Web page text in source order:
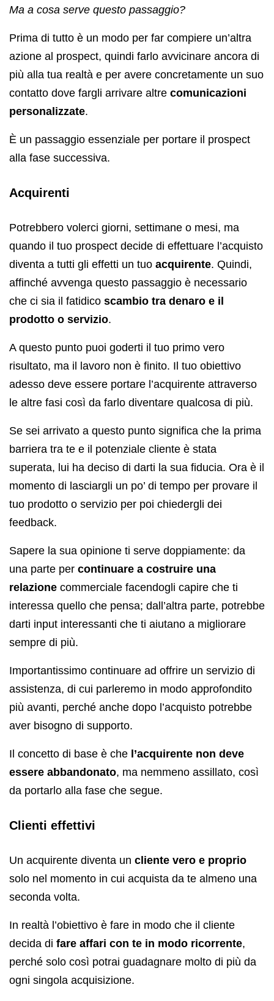
Ma a cosa serve questo passaggio?
Prima di tutto è un modo per far compiere un’altra
azione al prospect, quindi farlo avvicinare ancora di
più alla tua realtà e per avere concretamente un suo
contatto dove fargli arrivare altre comunicazioni
personalizzate.
È un passaggio essenziale per portare il prospect
alla fase successiva.
Acquirenti
Potrebbero volerci giorni, settimane o mesi, ma
quando il tuo prospect decide di effettuare l’acquisto
diventa a tutti gli effetti un tuo acquirente. Quindi,
affinché avvenga questo passaggio è necessario
che ci sia il fatidico scambio tra denaro e il
prodotto o servizio.
A questo punto puoi goderti il tuo primo vero
risultato, ma il lavoro non è finito. Il tuo obiettivo
adesso deve essere portare l’acquirente attraverso
le altre fasi così da farlo diventare qualcosa di più.
Se sei arrivato a questo punto significa che la prima
barriera tra te e il potenziale cliente è stata
superata, lui ha deciso di darti la sua fiducia. Ora è il
momento di lasciargli un po’ di tempo per provare il
tuo prodotto o servizio per poi chiedergli dei
feedback.
Sapere la sua opinione ti serve doppiamente: da
una parte per continuare a costruire una
relazione commerciale facendogli capire che ti
interessa quello che pensa; dall’altra parte, potrebbe
darti input interessanti che ti aiutano a migliorare
sempre di più.
Importantissimo continuare ad offrire un servizio di
assistenza, di cui parleremo in modo approfondito
più avanti, perché anche dopo l’acquisto potrebbe
aver bisogno di supporto.
Il concetto di base è che l’acquirente non deve
essere abbandonato, ma nemmeno assillato, così
da portarlo alla fase che segue.
Clienti effettivi
Un acquirente diventa un cliente vero e proprio
solo nel momento in cui acquista da te almeno una
seconda volta.
In realtà l’obiettivo è fare in modo che il cliente
decida di fare affari con te in modo ricorrente,
perché solo così potrai guadagnare molto di più da
ogni singola acquisizione.